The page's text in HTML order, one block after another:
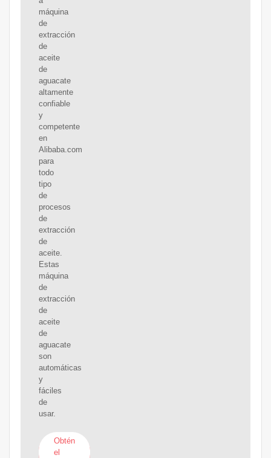
máquina
de
extracción
de
aceite
de
aguacate
altamente
confiable
y
competente
en
Alibaba.com
para
todo
tipo
de
procesos
de
extracción
de
aceite.
Estas
máquina
de
extracción
de
aceite
de
aguacate
son
automáticas
y
fáciles
de
usar.
Obtén
el